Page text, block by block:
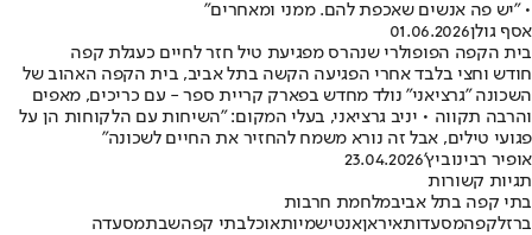
• "יש פה אנשים שאכפת להם. ממני ומאחרים"
אסף גולן01.06.2026
בית הקפה הפופולרי שנהרס מפגיעת טיל חזר לחיים כעגלת קפה
חודש וחצי בלבד אחרי הפגיעה הקשה בתל אביב, בית הקפה האהוב של
השכונה "גרציאני" נולד מחדש בפארק קריית ספר - עם כריכים, מאפים
והרבה תקווה • יניב גרציאני, בעלי המקום: "השיחות עם הלקוחות הן על
פגועי טילים, אבל זה נורא משמח להחזיר את החיים לשכונה"
אופיר רבינוביץ'23.04.2026
תגיות קשורות
בתי קפה בתל אביבמלחמת חרבות
ברזלקפהמסעדותאיראןאנטישמיותאוכלבתי קפהשבתמסעדה